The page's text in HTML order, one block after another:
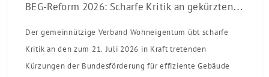
BEG-Reform 2026: Scharfe Kritik an gekürzten Sanierungsförderungen
Der gemeinnützige Verband Wohneigentum übt scharfe
Kritik an den zum 21. Juli 2026 in Kraft tretenden
Kürzungen der Bundesförderung für effiziente Gebäude